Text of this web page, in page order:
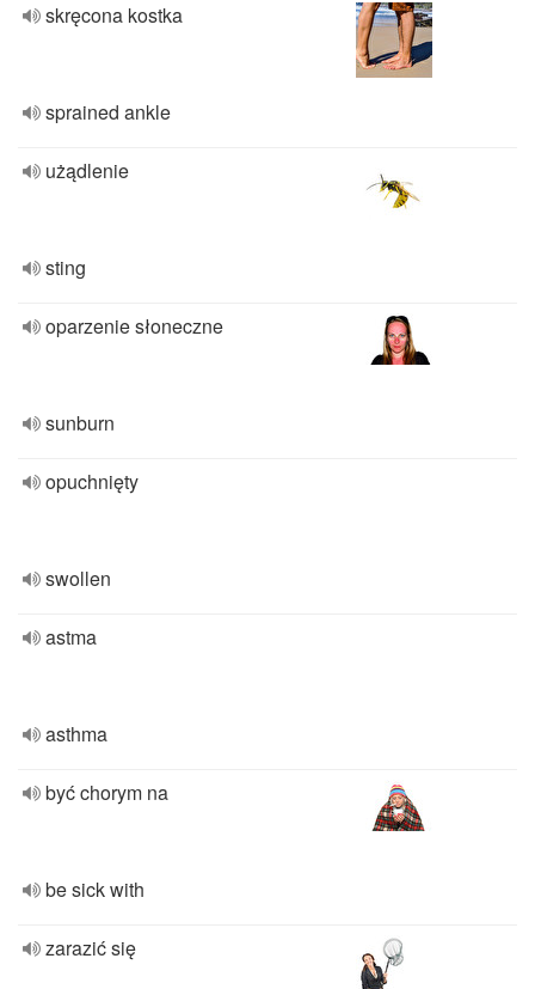
skręcona kostka
sprained ankle
użądlenie
sting
oparzenie słoneczne
sunburn
opuchnięty
swollen
astma
asthma
być chorym na
be sick with
zarazić się